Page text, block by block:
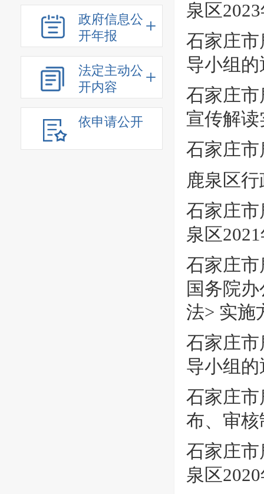
政府信息公
开年报
法定主动公
开内容
依申请公开
泉区
石家庄
导小组的
石家庄市
宣传解
石家庄市
鹿泉区
石家庄
泉区
石家庄
国务院
法> 实施
石家庄
导小组的
石家庄
布、审核
石家庄
泉区